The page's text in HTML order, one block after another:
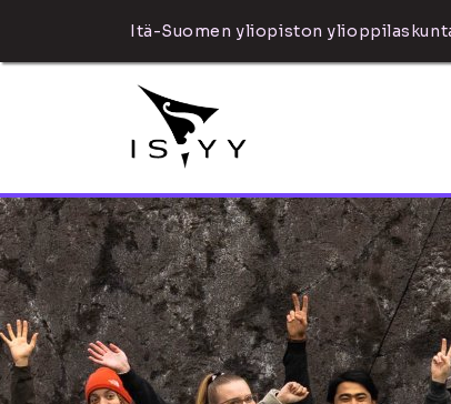
Itä-Suomen yliopiston